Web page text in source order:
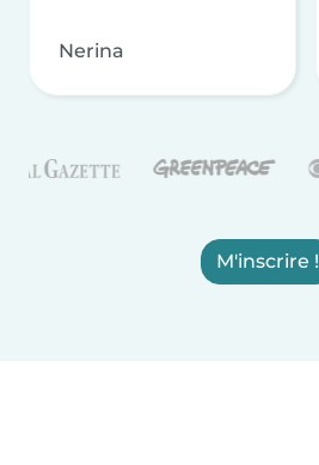
Nerina
M'inscrire !